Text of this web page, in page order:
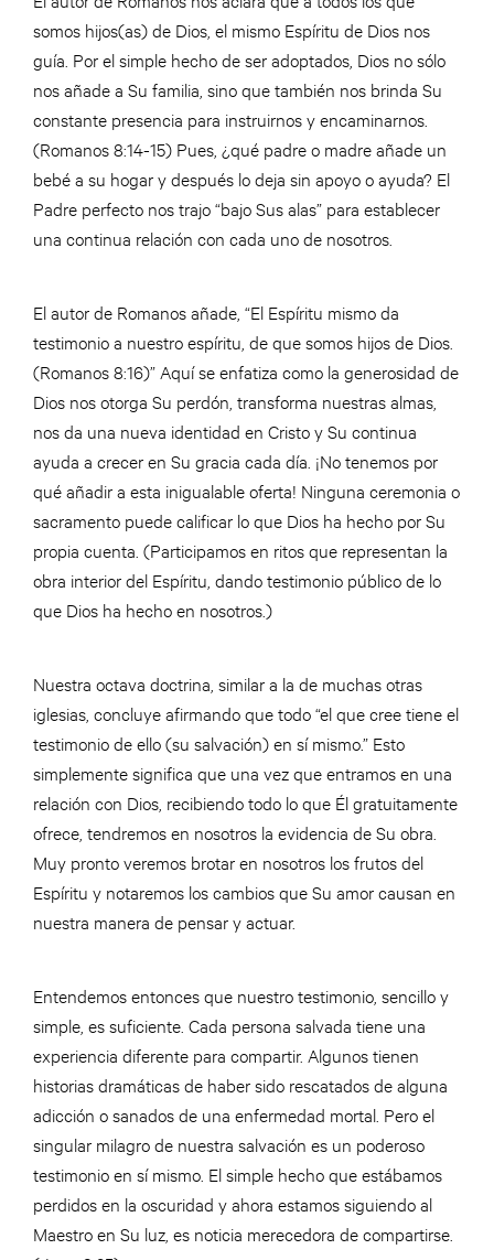
somos hijos(as) de Dios, el mismo Espíritu de Dios nos
guía. Por el simple hecho de ser adoptados, Dios no sólo
nos añade a Su familia, sino que también nos brinda Su
constante presencia para instruirnos y encaminarnos.
(Romanos 8:14-15) Pues, ¿qué padre o madre añade un
bebé a su hogar y después lo deja sin apoyo o ayuda? El
Padre perfecto nos trajo “bajo Sus alas” para establecer
una continua relación con cada uno de nosotros.
El autor de Romanos añade, “El Espíritu mismo da
testimonio a nuestro espíritu, de que somos hijos de Dios.
(Romanos 8:16)” Aquí se enfatiza como la generosidad de
Dios nos otorga Su perdón, transforma nuestras almas,
nos da una nueva identidad en Cristo y Su continua
ayuda a crecer en Su gracia cada día. ¡No tenemos por
qué añadir a esta inigualable oferta! Ninguna ceremonia o
sacramento puede calificar lo que Dios ha hecho por Su
propia cuenta. (Participamos en ritos que representan la
obra interior del Espíritu, dando testimonio público de lo
que Dios ha hecho en nosotros.)
Nuestra octava doctrina, similar a la de muchas otras
iglesias, concluye afirmando que todo “el que cree tiene el
testimonio de ello (su salvación) en sí mismo.” Esto
simplemente significa que una vez que entramos en una
relación con Dios, recibiendo todo lo que Él gratuitamente
ofrece, tendremos en nosotros la evidencia de Su obra.
Muy pronto veremos brotar en nosotros los frutos del
Espíritu y notaremos los cambios que Su amor causan en
nuestra manera de pensar y actuar.
Entendemos entonces que nuestro testimonio, sencillo y
simple, es suficiente. Cada persona salvada tiene una
experiencia diferente para compartir. Algunos tienen
historias dramáticas de haber sido rescatados de alguna
adicción o sanados de una enfermedad mortal. Pero el
singular milagro de nuestra salvación es un poderoso
testimonio en sí mismo. El simple hecho que estábamos
perdidos en la oscuridad y ahora estamos siguiendo al
Maestro en Su luz, es noticia merecedora de compartirse.